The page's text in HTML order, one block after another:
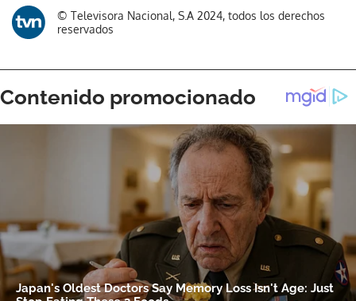
© Televisora Nacional, S.A 2024, todos los derechos
reservados